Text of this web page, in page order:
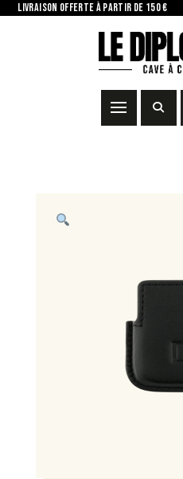
LIVRAISON OFFERTE À PARTIR DE 150 €